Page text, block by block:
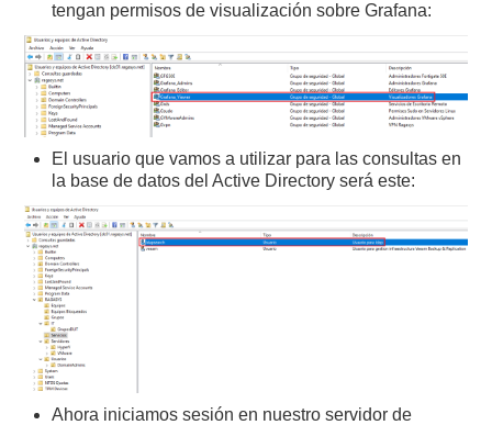
tengan permisos de visualización sobre Grafana:
El usuario que vamos a utilizar para las consultas en
la base de datos del Active Directory será este:
Ahora iniciamos sesión en nuestro servidor de